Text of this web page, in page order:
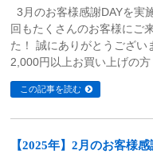
3月のお客様感謝DAYを実
回もたくさんのお客様にご
た！ 誠にありがとうござい
2,000円以上お買い上げの
この記事を読む
【2025年】2月のお客様